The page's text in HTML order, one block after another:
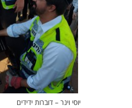
יוסי וינר – דוברות ידידים